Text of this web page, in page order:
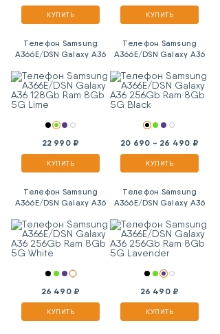
КУПИТЬ КУПИТЬ
Телефон Samsung
A366E/DSN Galaxy A36
Lime
22 990 ₽
КУПИТЬ
Телефон Samsung
A366E/DSN Galaxy A36
Black
20 690 - 26 490 ₽
КУПИТЬ
Телефон Samsung
A366E/DSN Galaxy A36
White
26 490 ₽
КУПИТЬ
Телефон Samsung
A366E/DSN Galaxy A36
Lavender
26 490 ₽
КУПИТЬ